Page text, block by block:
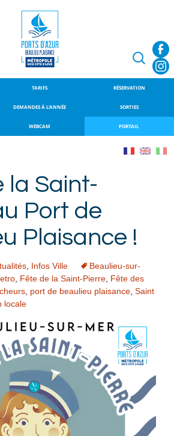
Port de Beaulieu-
sur-Mer
SITE OFFICIEL DU PORT DE
BEAULIEU-SUR-MER
TARIFS RÉSERVATION
DEMANDES À L’ANNÉE SORTIES
WEBCAM PORTAIL
la Saint-
Port de
Plaisance !
Infos Ville
Beaulieu-sur-
Fête de la Saint-Pierre Fête des
port de beaulieu plaisance Saint
locale